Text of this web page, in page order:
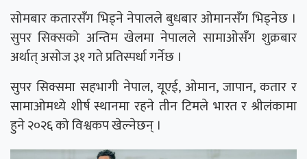
सोमबार कतारसँग भिड्ने नेपालले बुधबार ओमानसँग भिड्नेछ ।
सुपर सिक्सको अन्तिम खेलमा नेपालले सामाओसँग शुक्रबार
अर्थात् असोज ३१ गते प्रतिस्पर्धा गर्नेछ ।
सुपर सिक्समा सहभागी नेपाल, यूएई, ओमान, जापान, कतार र
सामाओमध्ये शीर्ष स्थानमा रहने तीन टिमले भारत र श्रीलंकामा
हुने २०२६ को विश्वकप खेल्नेछन् ।